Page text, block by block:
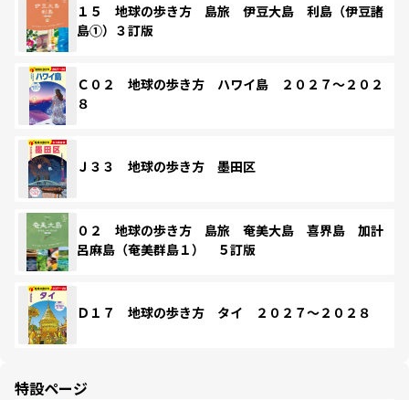
１５ 地球の歩き方 島旅 伊豆大島 利島（伊豆諸
島①）３訂版
Ｃ０２ 地球の歩き方 ハワイ島 ２０２７～２０２
８
Ｊ３３ 地球の歩き方 墨田区
０２ 地球の歩き方 島旅 奄美大島 喜界島 加計
呂麻島（奄美群島１） ５訂版
Ｄ１７ 地球の歩き方 タイ ２０２７～２０２８
特設ページ